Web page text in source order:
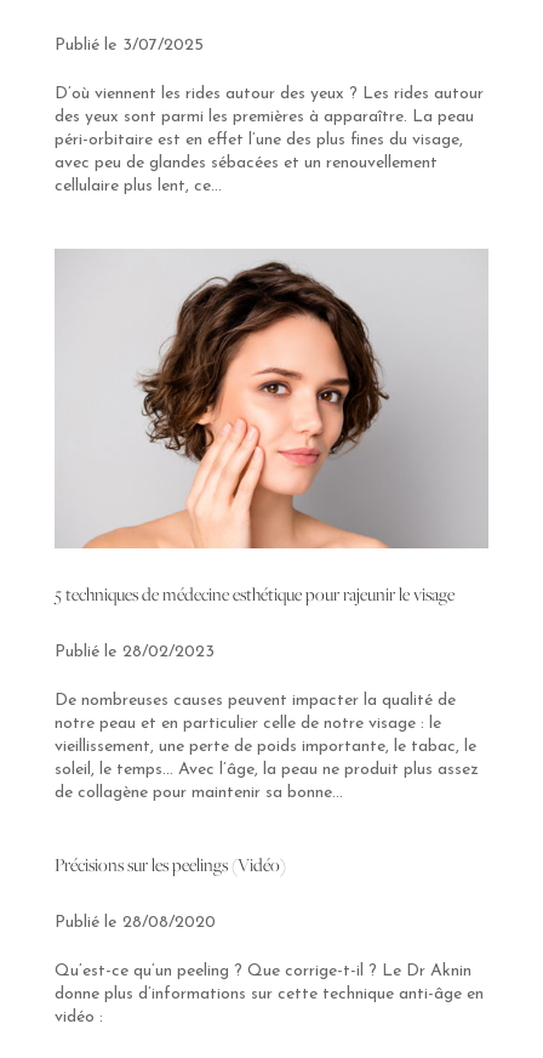
3/07/2025
D’où viennent les rides autour des yeux ? Les rides autour
des yeux sont parmi les premières à apparaître. La peau
péri-orbitaire est en effet l’une des plus fines du visage,
avec peu de glandes sébacées et un renouvellement
cellulaire plus lent, ce...
5 techniques de médecine esthétique pour rajeunir le visage
28/02/2023
De nombreuses causes peuvent impacter la qualité de
notre peau et en particulier celle de notre visage : le
vieillissement, une perte de poids importante, le tabac, le
soleil, le temps… Avec l’âge, la peau ne produit plus assez
de collagène pour maintenir sa bonne...
Précisions sur les peelings (Vidéo)
28/08/2020
Qu’est-ce qu’un peeling ? Que corrige-t-il ? Le Dr Aknin
donne plus d’informations sur cette technique anti-âge en
vidéo :